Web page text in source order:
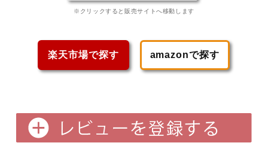
※クリックすると販売サイトへ移動します
楽天市場で探す amazonで探す